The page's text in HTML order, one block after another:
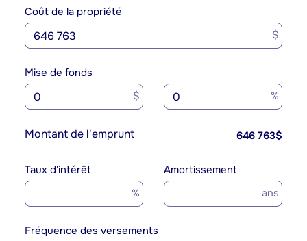
Coût de la propriété
$
Mise de fonds
$ %
Montant de l'emprunt 646 763$
Taux d'intérêt
%
Amortissement
ans
Fréquence des versements